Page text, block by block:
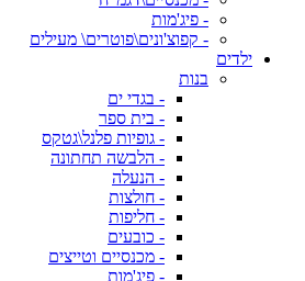
- פיג'מות
- קפוצ'ונים\פוטרים\ מעילים
ילדים
בנות
- בגדי ים
- בית ספר
- גופיות פלנל\גטקס
- הלבשה תחתונה
- הנעלה
- חולצות
- חליפות
- כובעים
- מכנסיים וטייצים
- פיג'מות